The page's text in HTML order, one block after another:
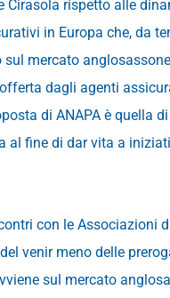
Cirasola rispetto alle
in Europa che, da
mercato
dagli agenti
di ANAPA è quella di
al fine di dar vita a
con le Associazioni
venir meno delle
sul mercato